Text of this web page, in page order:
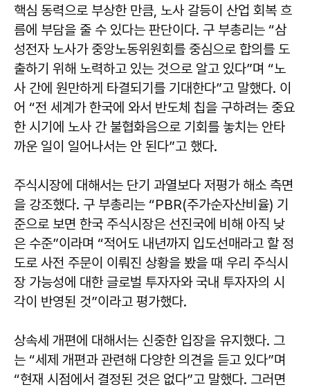
핵심 동력으로 부상한 만큼, 노사 갈등이 산업 회복 흐
름에 부담을 줄 수 있다는 판단이다. 구 부총리는 “삼
성전자 노사가 중앙노동위원회를 중심으로 합의를 도
출하기 위해 노력하고 있는 것으로 알고 있다”며 “노
사 간에 원만하게 타결되기를 기대한다”고 말했다. 이
어 “전 세계가 한국에 와서 반도체 칩을 구하려는 중요
한 시기에 노사 간 불협화음으로 기회를 놓치는 안타
까운 일이 일어나서는 안 된다”고 했다.
주식시장에 대해서는 단기 과열보다 저평가 해소 측면
을 강조했다. 구 부총리는 “PBR(주가순자산비율) 기
준으로 보면 한국 주식시장은 선진국에 비해 아직 낮
은 수준”이라며 “적어도 내년까지 입도선매라고 할 정
도로 사전 주문이 이뤄진 상황을 봤을 때 우리 주식시
장 가능성에 대한 글로벌 투자자와 국내 투자자의 시
각이 반영된 것”이라고 평가했다.
상속세 개편에 대해서는 신중한 입장을 유지했다. 그
는 “세제 개편과 관련해 다양한 의견을 듣고 있다”며
“현재 시점에서 결정된 것은 없다”고 말했다. 그러면